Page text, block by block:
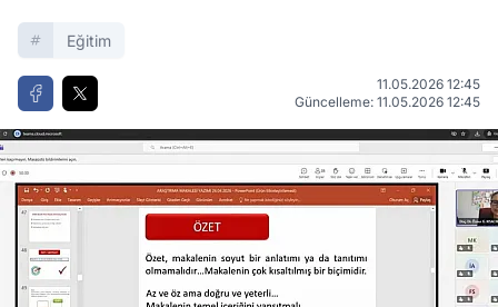
Eğitim
11.05.2026 12:45
Güncelleme: 11.05.2026 12:45